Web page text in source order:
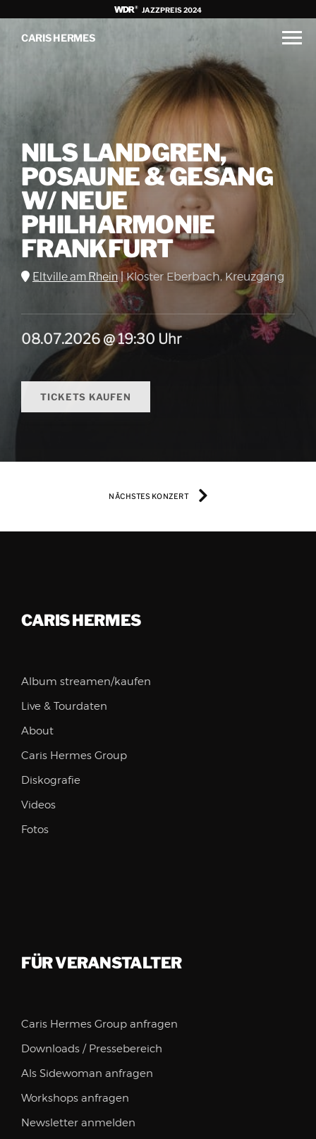
JAZZPREIS 2024
CARIS HERMES
NILS LANDGREN,
POSAUNE & GESANG
W/ NEUE
PHILHARMONIE
FRANKFURT
Eltville am Rhein|Kloster Eberbach, Kreuzgang
08.07.2026 @ 19:30 Uhr
TICKETS KAUFEN
NÄCHSTES KONZERT
CARIS HERMES
Album streamen/kaufen
Live & Tourdaten
About
Caris Hermes Group
Diskografie
Videos
Fotos
FÜR VERANSTALTER
Caris Hermes Group anfragen
Downloads / Pressebereich
Als Sidewoman anfragen
Workshops anfragen
Newsletter anmelden